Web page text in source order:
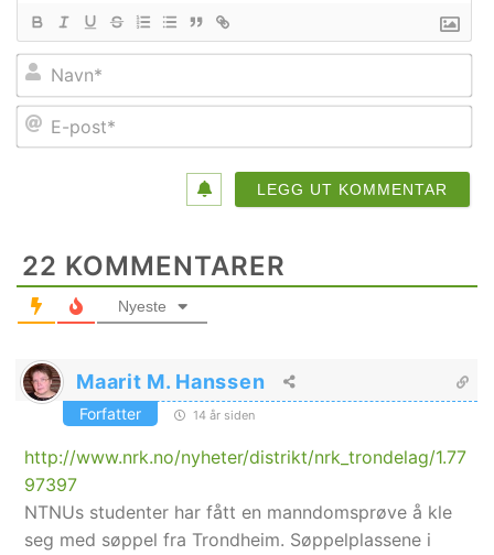
E-
22 KOMMENTARER
Nyeste
Maarit M. Hanssen
Forfatter 14 år siden
http://www.nrk.no/nyheter/distrikt/nrk_trondelag/1.77
97397
NTNUs studenter har fått en manndomsprøve å kle
seg med søppel fra Trondheim. Søppelplassene i